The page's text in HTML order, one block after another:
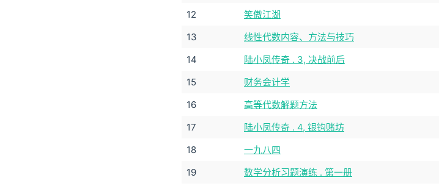
12
笑傲江湖
13
线性代数内容、方法与技巧
14
陆小凤传奇 . 3, 决战前后
15
财务会计学
16
高等代数解题方法
17
陆小凤传奇 . 4, 银钩赌坊
18
一九八四
19
数学分析习题演练 . 第一册